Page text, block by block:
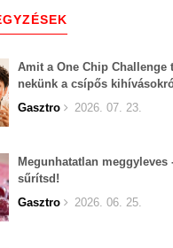
Amit a One Chip Challenge
nekünk a csípős
Gasztro
2026. 07. 23.
Megunhatatlan
sűrítsd!
Gasztro
2026. 06. 25.